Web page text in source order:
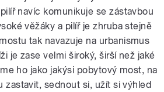
navíc komunikuje se zástavbou
věžáky a pilíř je zhruba stejně
tak navazuje na urbanismus
je zase velmi široký, širší než jaké
ho jako jakýsi pobytový most, na
zastavit, sednout si, užít si výhled